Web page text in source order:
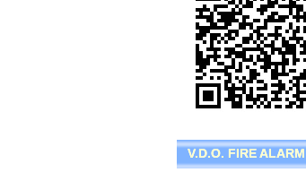
V.D.O. FIRE ALARM